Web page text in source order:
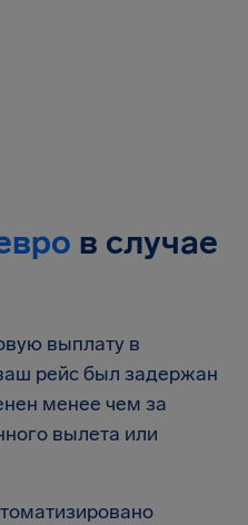
в случае
выплату в
рейс был задержан
менее чем за
вылета или